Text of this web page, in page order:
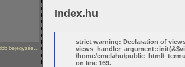
bejegyzés...
Index.hu
strict warning: Declaration of
/home/emelahu/public_html/
on line 169.